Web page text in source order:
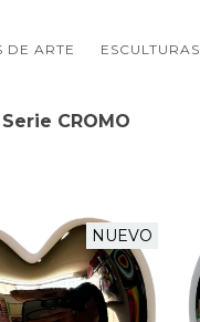
DE ARTE ESCULTURAS
Serie CROMO
NUEVO